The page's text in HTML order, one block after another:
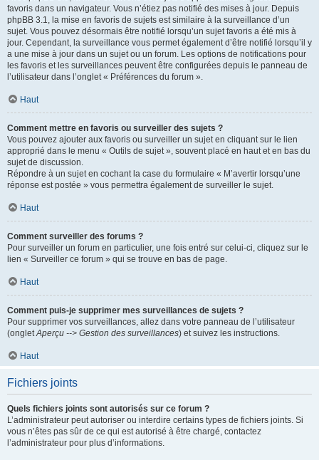
favoris dans un navigateur. Vous n’étiez pas notifié des mises à jour. Depuis
phpBB 3.1, la mise en favoris de sujets est similaire à la surveillance d’un
sujet. Vous pouvez désormais être notifié lorsqu’un sujet favoris a été mis à
jour. Cependant, la surveillance vous permet également d’être notifié lorsqu’il y
a une mise à jour dans un sujet ou un forum. Les options de notifications pour
les favoris et les surveillances peuvent être configurées depuis le panneau de
l’utilisateur dans l’onglet « Préférences du forum ».
Haut
Comment mettre en favoris ou surveiller des sujets ?
Vous pouvez ajouter aux favoris ou surveiller un sujet en cliquant sur le lien
approprié dans le menu « Outils de sujet », souvent placé en haut et en bas du
sujet de discussion.
Répondre à un sujet en cochant la case du formulaire « M’avertir lorsqu’une
réponse est postée » vous permettra également de surveiller le sujet.
Haut
Comment surveiller des forums ?
Pour surveiller un forum en particulier, une fois entré sur celui-ci, cliquez sur le
lien « Surveiller ce forum » qui se trouve en bas de page.
Haut
Comment puis-je supprimer mes surveillances de sujets ?
Pour supprimer vos surveillances, allez dans votre panneau de l’utilisateur
(ongletAperçu --> Gestion des surveillances) et suivez les instructions.
Haut
Fichiers joints
Quels fichiers joints sont autorisés sur ce forum ?
L’administrateur peut autoriser ou interdire certains types de fichiers joints. Si
vous n’êtes pas sûr de ce qui est autorisé à être chargé, contactez
l’administrateur pour plus d’informations.